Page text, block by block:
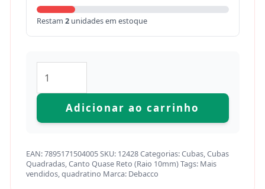
Restam 2unidades em estoque
Adicionar ao carrinho
EAN:7895171504005SKU: 12428Categorias:Cubas, Cubas
Quadradas, Canto Quase Reto (Raio 10mm)Tags: Mais
vendidos, quadratino Marca: Debacco